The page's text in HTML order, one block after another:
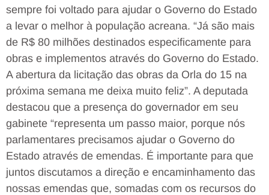
sempre foi voltado para ajudar o Governo do Estado
a levar o melhor à população acreana. “Já são mais
de R$ 80 milhões destinados especificamente para
obras e implementos através do Governo do Estado.
A abertura da licitação das obras da Orla do 15 na
próxima semana me deixa muito feliz”. A deputada
destacou que a presença do governador em seu
gabinete “representa um passo maior, porque nós
parlamentares precisamos ajudar o Governo do
Estado através de emendas. É importante para que
juntos discutamos a direção e encaminhamento das
nossas emendas que, somadas com os recursos do